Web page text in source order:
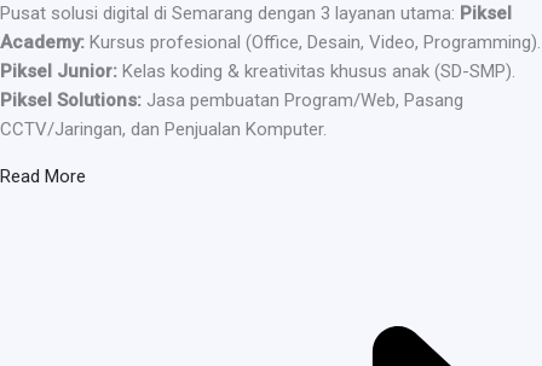
Pusat solusi digital di Semarang dengan 3 layanan utama: Piksel
Academy: Kursus profesional (Office, Desain, Video, Programming).
Piksel Junior: Kelas koding & kreativitas khusus anak (SD-SMP).
Piksel Solutions: Jasa pembuatan Program/Web, Pasang
CCTV/Jaringan, dan Penjualan Komputer.
Read More